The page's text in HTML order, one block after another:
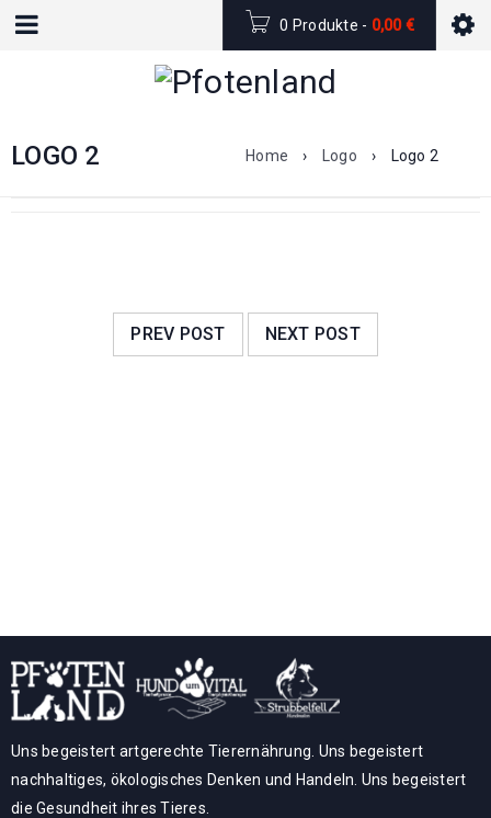
0 Produkte - 0,00€
LOGO 2 Home › Logo › Logo 2
PREV POST NEXT POST
Uns begeistert artgerechte Tierernährung. Uns begeistert
nachhaltiges, ökologisches Denken und Handeln. Uns begeistert
die Gesundheit ihres Tieres.